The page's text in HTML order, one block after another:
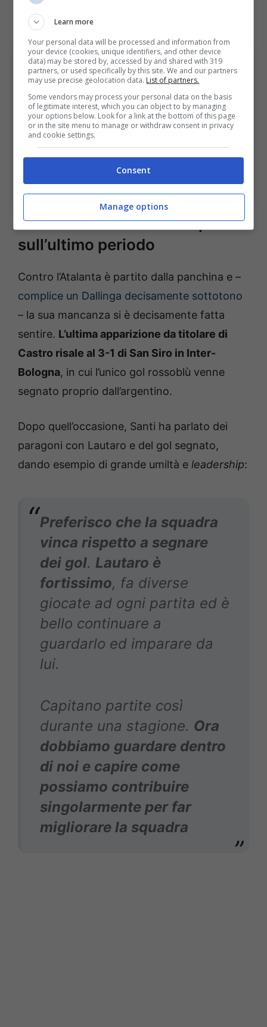
sconti, men che meno a una rivale.
Calciomercato Bologna, una big di Serie A pensa a
Santi leader vero: le sue parole
sull’ultimo periodo
Contro l’Atalanta è partito dalla panchina e –
complice un Dallinga decisamente sottotono
– la sua mancanza si è decisamente fatta
sentire. L’ultima apparizione da titolare di
Castro risale al 3-1 di San Siro in Inter-
Bologna, in cui l’unico gol rossoblù venne
segnato proprio dall’argentino.
Dopo quell’occasione, Santi ha parlato dei
paragoni con Lautaro e del gol segnato,
dando esempio di grande umiltà e leadership:
Preferisco che la squadra
vinca rispetto a segnare
dei gol. Lautaro è
fortissimo, fa diverse
giocate ad ogni partita ed è
bello continuare a
guardarlo ed imparare da
lui.
Capitano partite così
durante una stagione. Ora
dobbiamo guardare dentro
di noi e capire come
possiamo contribuire
singolarmente per far
migliorare la squadra
Learn more
Your personal data will be processed and information from
your device (cookies, unique identifiers, and other device
data) may be stored by, accessed by and shared with 319
partners, or used specifically by this site. We and our partners
may use precise geolocation data. List of partners.
Some vendors may process your personal data on the basis
of legitimate interest, which you can object to by managing
your options below. Look for a link at the bottom of this page
or in the site menu to manage or withdraw consent in privacy
and cookie settings.
Consent
Manage options